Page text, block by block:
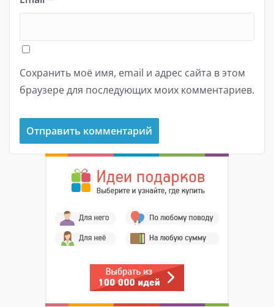
Сохранить моё имя, email и адрес сайта в этом
браузере для последующих моих комментариев.